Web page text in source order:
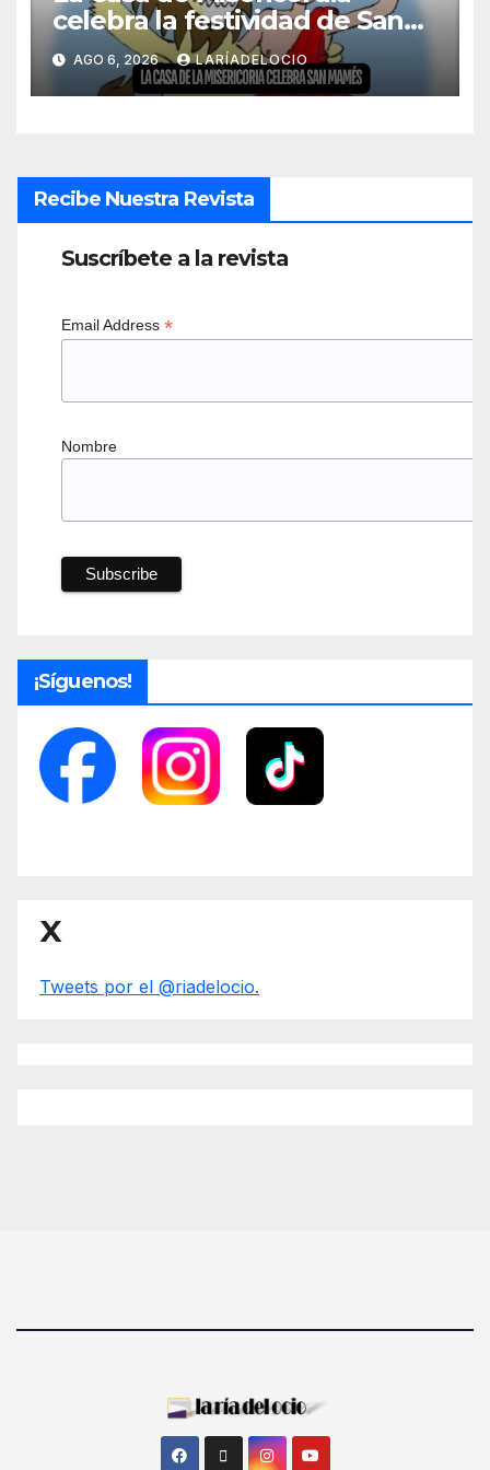
celebra la festividad de San
Mamés
AGO 6, 2026 LARÍADELOCIO
Recibe Nuestra Revista
Suscríbete a la revista
Email Address *
Nombre
¡Síguenos!
X
Tweets por el @riadelocio.